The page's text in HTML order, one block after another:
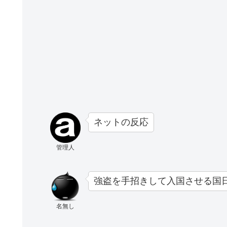
管理人
ネットの反応
名無し
強盗を手招きして入国させる国